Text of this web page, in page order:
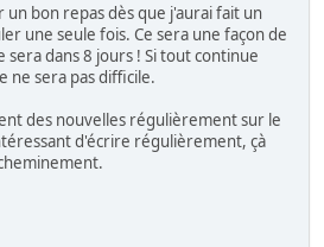
un bon repas dès que j'aurai fait un
une seule fois. Ce sera une façon de
sera dans 8 jours ! Si tout continue
ne sera pas difficile.
des nouvelles régulièrement sur le
d'écrire régulièrement, çà